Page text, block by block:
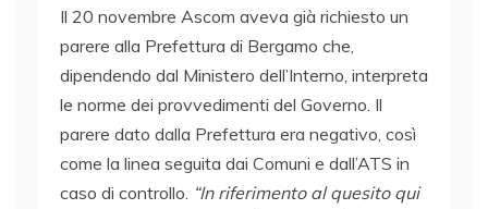
Il 20 novembre Ascom aveva già richiesto un
parere alla Prefettura di Bergamo che,
dipendendo dal Ministero dell’Interno, interpreta
le norme dei provvedimenti del Governo. Il
parere dato dalla Prefettura era negativo, così
come la linea seguita dai Comuni e dall’ATS in
caso di controllo. “In riferimento al quesito qui